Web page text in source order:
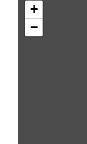
+
−